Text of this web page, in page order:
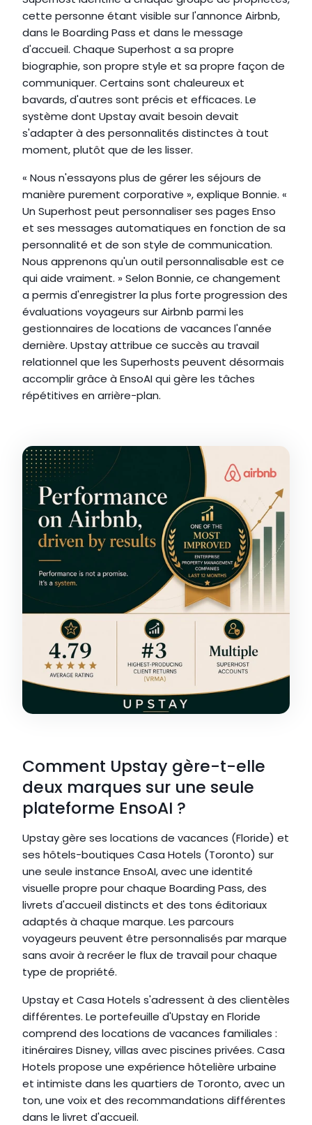
cette personne étant visible sur l'annonce Airbnb,
dans le Boarding Pass et dans le message
d'accueil. Chaque Superhost a sa propre
biographie, son propre style et sa propre façon de
communiquer. Certains sont chaleureux et
bavards, d'autres sont précis et efficaces. Le
système dont Upstay avait besoin devait
s'adapter à des personnalités distinctes à tout
moment, plutôt que de les lisser.
« Nous n'essayons plus de gérer les séjours de
manière purement corporative », explique Bonnie. «
Un Superhost peut personnaliser ses pages Enso
et ses messages automatiques en fonction de sa
personnalité et de son style de communication.
Nous apprenons qu'un outil personnalisable est ce
qui aide vraiment. » Selon Bonnie, ce changement
a permis d'enregistrer la plus forte progression des
évaluations voyageurs sur Airbnb parmi les
gestionnaires de locations de vacances l'année
dernière. Upstay attribue ce succès au travail
relationnel que les Superhosts peuvent désormais
accomplir grâce à EnsoAI qui gère les tâches
répétitives en arrière-plan.
Comment Upstay gère-t-elle
deux marques sur une seule
plateforme EnsoAI ?
Upstay gère ses locations de vacances (Floride) et
ses hôtels-boutiques Casa Hotels (Toronto) sur
une seule instance EnsoAI, avec une identité
visuelle propre pour chaque Boarding Pass, des
livrets d'accueil distincts et des tons éditoriaux
adaptés à chaque marque. Les parcours
voyageurs peuvent être personnalisés par marque
sans avoir à recréer le flux de travail pour chaque
type de propriété.
Upstay et Casa Hotels s'adressent à des clientèles
différentes. Le portefeuille d'Upstay en Floride
comprend des locations de vacances familiales :
itinéraires Disney, villas avec piscines privées. Casa
Hotels propose une expérience hôtelière urbaine
et intimiste dans les quartiers de Toronto, avec un
ton, une voix et des recommandations différentes
dans le livret d'accueil.